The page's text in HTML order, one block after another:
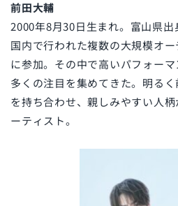
前田大輔
2000年8月30日生まれ。富山県出
国内で行われた複数の大規模オ
に参加。その中で高いパフォーマ
多くの注目を集めてきた。明る
を持ち合わせ、親しみやすい人
ーティスト。